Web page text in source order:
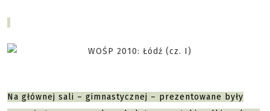
Na głównej sali – gimnastycznej – prezentowane były